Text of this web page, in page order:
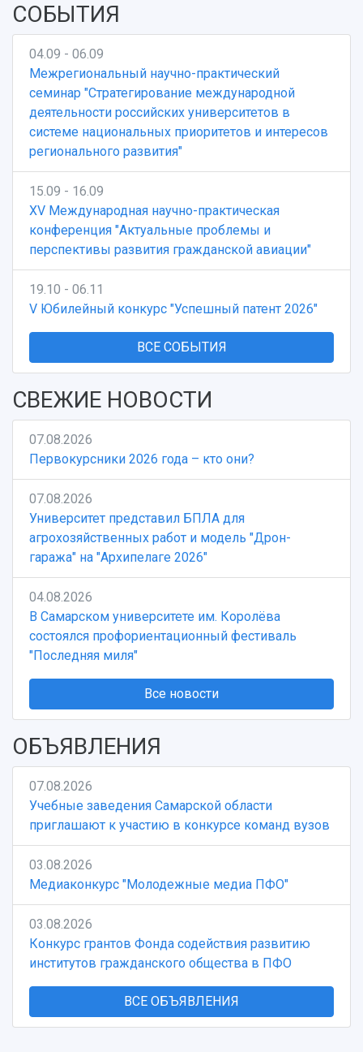
СОБЫТИЯ
04.09 - 06.09
Межрегиональный научно-практический
семинар "Стратегирование международной
деятельности российских университетов в
системе национальных приоритетов и интересов
регионального развития"
15.09 - 16.09
XV Международная научно-практическая
конференция "Актуальные проблемы и
перспективы развития гражданской авиации"
19.10 - 06.11
V Юбилейный конкурс "Успешный патент 2026"
ВСЕ СОБЫТИЯ
СВЕЖИЕ НОВОСТИ
07.08.2026
Первокурсники 2026 года – кто они?
07.08.2026
Университет представил БПЛА для
агрохозяйственных работ и модель "Дрон-
гаража" на "Архипелаге 2026"
04.08.2026
В Самарском университете им. Королёва
состоялся профориентационный фестиваль
"Последняя миля"
Все новости
ОБЪЯВЛЕНИЯ
07.08.2026
Учебные заведения Самарской области
приглашают к участию в конкурсе команд вузов
03.08.2026
Медиаконкурс "Молодежные медиа ПФО"
03.08.2026
Конкурс грантов Фонда содействия развитию
институтов гражданского общества в ПФО
ВСЕ ОБЪЯВЛЕНИЯ